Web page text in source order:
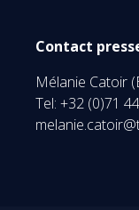
Contact
Mélanie Catoir
Tel: +32 (0)71